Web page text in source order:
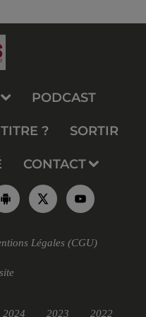
PODCAST
? SORTIR
CONTACT
Légales (CGU)
2024 2023 2022